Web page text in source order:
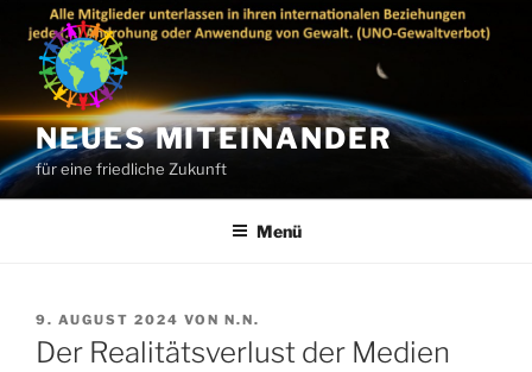
Inhalt
springen
NEUES MITEINANDER
für eine friedliche Zukunft
Menü
VERÖFFENTLICHT
AM
9. AUGUST 2024 VON N.N.
Der Realitätsverlust der Medien